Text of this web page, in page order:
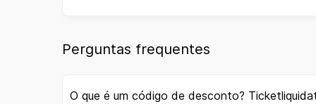
Perguntas frequentes
O que é um código de desconto?